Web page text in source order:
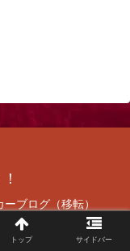
ーブログ（移転）
）の美味しいお店を
トップ サイドバー